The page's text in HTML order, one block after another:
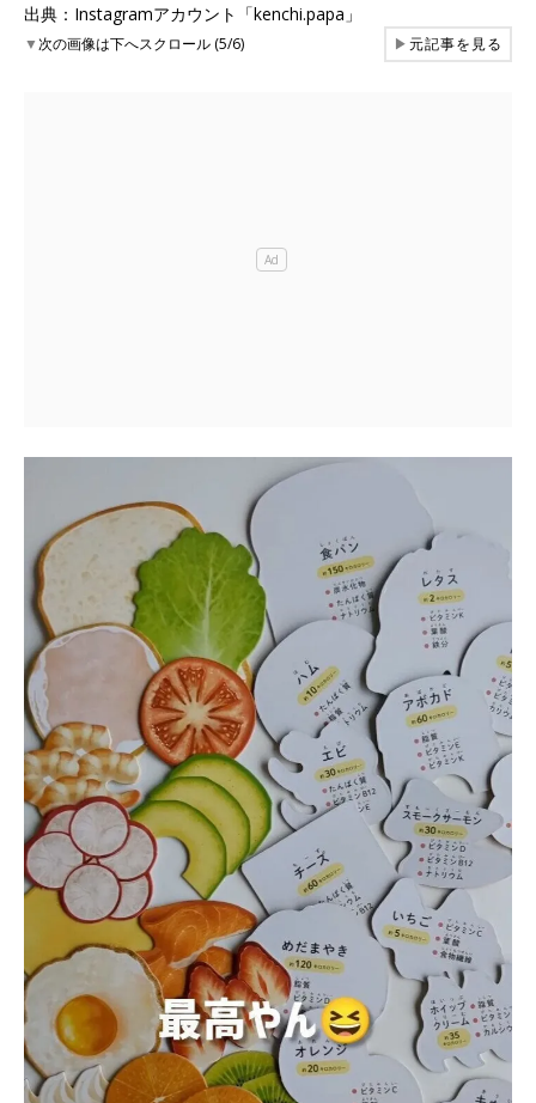
出典：Instagramアカウント「kenchi.papa」
▼次の画像は下へスクロール (5/6) ▶元記事を見る